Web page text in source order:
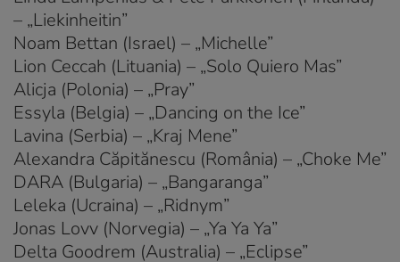
– „Liekinheitin”
Noam Bettan (Israel) – „Michelle”
Lion Ceccah (Lituania) – „Solo Quiero Mas”
Alicja (Polonia) – „Pray”
Essyla (Belgia) – „Dancing on the Ice”
Lavina (Serbia) – „Kraj Mene”
Alexandra Căpitănescu (România) – „Choke Me”
DARA (Bulgaria) – „Bangaranga”
Leleka (Ucraina) – „Ridnym”
Jonas Lovv (Norvegia) – „Ya Ya Ya”
Delta Goodrem (Australia) – „Eclipse”